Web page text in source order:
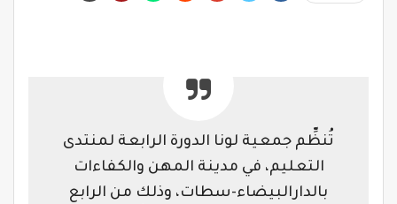
تُنظِّم جمعية لونا الدورة الرابعة لمنتدى
التعليم، في مدينة المهن والكفاءات
بالدارالبيضاء-سطات، وذلك من الرابع